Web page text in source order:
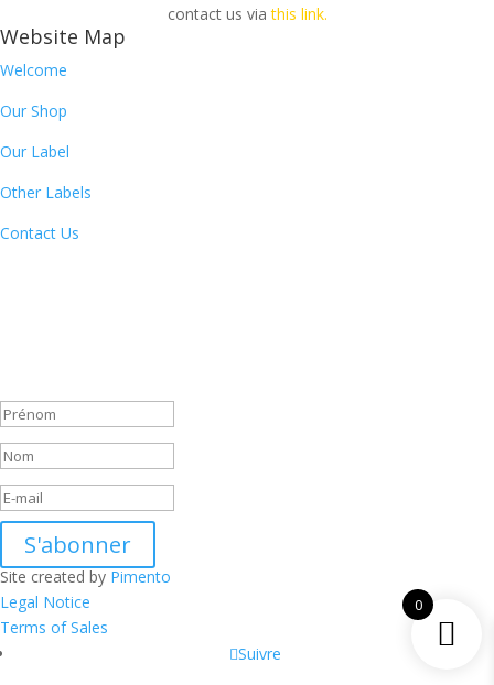
contact us viathis link.
Website Map
Welcome
Our Shop
Our Label
Other Labels
Contact Us
S'abonner
Site created by Pimento
Legal Notice
Terms of Sales
Suivre
0